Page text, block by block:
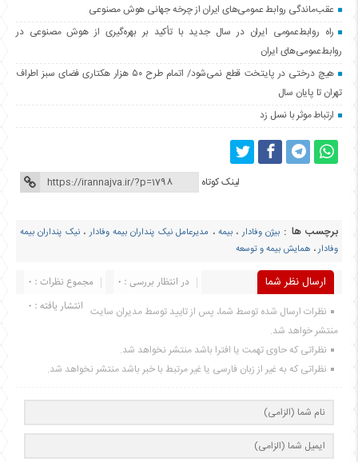
عقب‌ماندگی روابط عمومی‌های ایران از چرخه جهانی هوش مصنوعی
راه روابط‌عمومی ایران در سال جدید با تأکید بر بهره‌گیری از هوش مصنوعی در
روابط‌عمومی‌های ایران
هیچ درختی در پایتخت قطع نمی‌شود/ اتمام طرح ۵۰ هزار هکتاری فضای سبز اطراف
تهران تا پایان سال
ارتباط موثر با نسل زد
لینک کوتاه
برچسب ها : بیژن وفادار، بیمه، مدیرعامل نیک پنداران بیمه وفادار،نیک پنداران بیمه
وفادار، همایش بیمه و توسعه
ارسال نظر شما مجموع نظرات : 0
در انتظار بررسی : 0
انتشار یافته : 0 نظرات ارسال شده توسط شما، پس از تایید توسط مدیران سایت
منتشر خواهد شد.
نظراتی که حاوی تهمت یا افترا باشد منتشر نخواهد شد.
نظراتی که به غیر از زبان فارسی یا غیر مرتبط با خبر باشد منتشر نخواهد شد.